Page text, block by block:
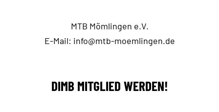
MTB Mömlingen e.V.
E-Mail: info@mtb-moemlingen.de
DIMB MITGLIED WERDEN!